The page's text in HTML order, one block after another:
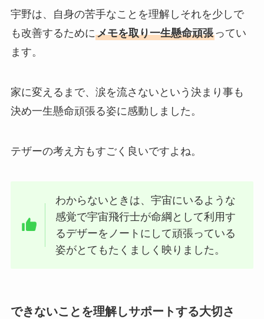
宇野は、自身の苦手なことを理解しそれを少しで
も改善するためにメモを取り一生懸命頑張ってい
ます。
家に変えるまで、涙を流さないという決まり事も
決め一生懸命頑張る姿に感動しました。
テザーの考え方もすごく良いですよね。
わからないときは、宇宙にいるような
感覚で宇宙飛行士が命綱として利用す
るデザーをノートにして頑張っている
姿がとてもたくましく映りました。
できないことを理解しサポートする大切さ